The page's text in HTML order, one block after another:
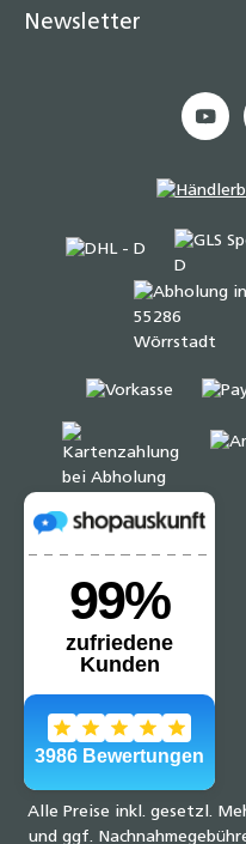
Newsletter
Alle Preise inkl. gesetzl.
und ggf.